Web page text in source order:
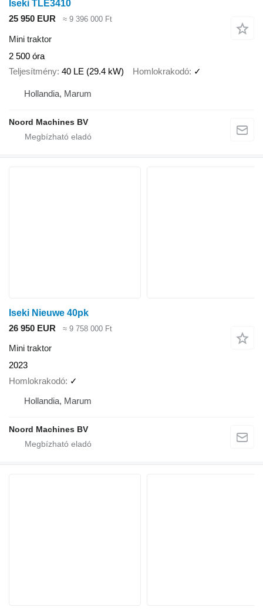
Iseki TLE3410
25 950 EUR
≈ 9 396 000 Ft
Mini traktor
2 500 óra
Teljesítmény 40 LE (29.4 kW) Homlokrakodó ✓
Hollandia, Marum
Noord Machines BV
Iseki Nieuwe 40pk
26 950 EUR
≈ 9 758 000 Ft
Mini traktor
2023
Homlokrakodó ✓
Hollandia, Marum
Noord Machines BV